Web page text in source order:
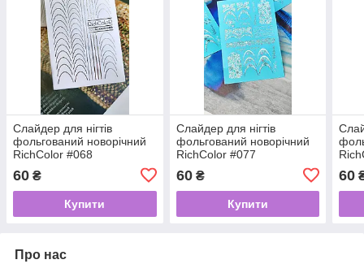
Слайдер для нігтів
фольгований новорічний
RichColor #068
60 ₴
Купити
Слайдер для нігтів
фольгований новорічний
RichColor #077
60₴
Купити
60
Про нас